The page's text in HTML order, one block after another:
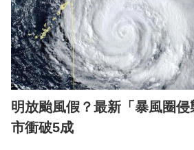
明放颱風假？最新「暴風圈
市衝破5成